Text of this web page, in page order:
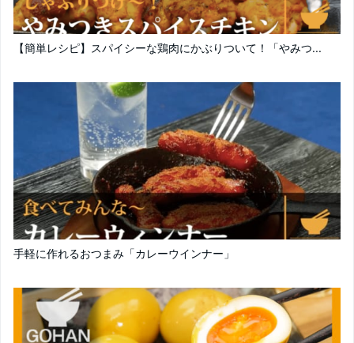
【簡単レシピ】スパイシーな鶏肉にかぶりついて！「やみつ...
手軽に作れるおつまみ「カレーウインナー」